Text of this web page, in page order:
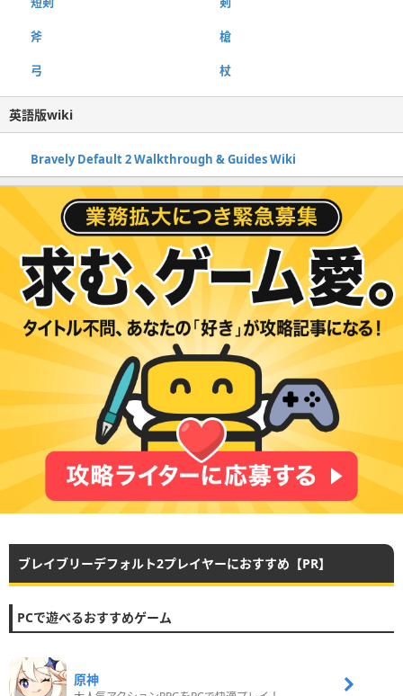
斧 槍
弓 杖
英語版wiki
Bravely Default 2 Walkthrough & Guides Wiki
ブレイブリーデフォルト2プレイヤーにおすすめ【PR】
PCで遊べるおすすめゲーム
原神